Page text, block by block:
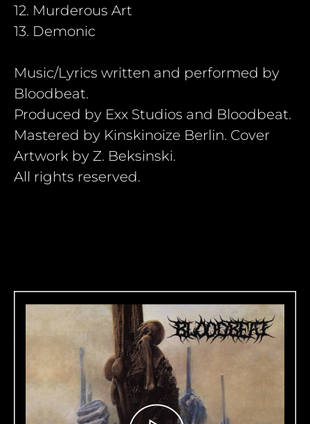
12. Murderous Art
13. Demonic
Music/Lyrics written and performed by
Bloodbeat.
Produced by Exx Studios and Bloodbeat.
Mastered by Kinskinoize Berlin. Cover
Artwork by Z. Beksinski.
All rights reserved.